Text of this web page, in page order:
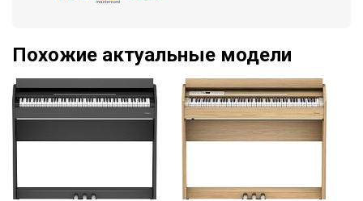
Похожие актуальные модели